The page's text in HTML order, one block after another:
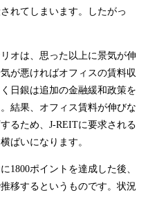
れてしまいます。したがっ
オは、思った以上に景気が伸
が悪ければオフィスの賃料収
日銀は追加の金融緩和政策を
結果、オフィス賃料が伸びな
るため、J-REITに要求される
ばいになります。
1800ポイントを達成した後、
移するというものです。状況